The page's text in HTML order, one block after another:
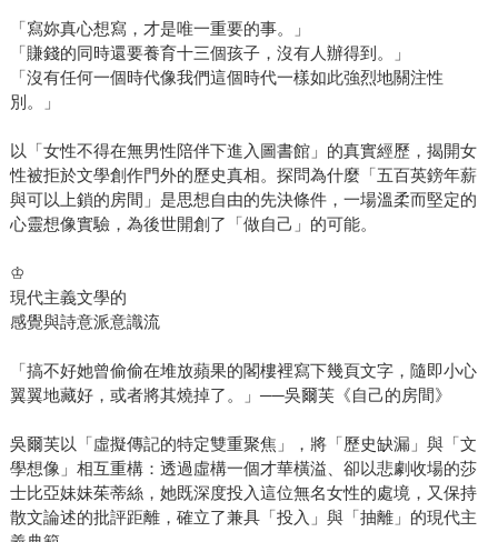
「寫妳真心想寫，才是唯一重要的事。」
「賺錢的同時還要養育十三個孩子，沒有人辦得到。」
「沒有任何一個時代像我們這個時代一樣如此強烈地關注性
別。」
以「女性不得在無男性陪伴下進入圖書館」的真實經歷，揭開女
性被拒於文學創作門外的歷史真相。探問為什麼「五百英鎊年薪
與可以上鎖的房間」是思想自由的先決條件，一場溫柔而堅定的
心靈想像實驗，為後世開創了「做自己」的可能。
♔
現代主義文學的
感覺與詩意派意識流
「搞不好她曾偷偷在堆放蘋果的閣樓裡寫下幾頁文字，隨即小心
翼翼地藏好，或者將其燒掉了。」──吳爾芙《自己的房間》
吳爾芙以「虛擬傳記的特定雙重聚焦」，將「歷史缺漏」與「文
學想像」相互重構：透過虛構一個才華橫溢、卻以悲劇收場的莎
士比亞妹妹茱蒂絲，她既深度投入這位無名女性的處境，又保持
散文論述的批評距離，確立了兼具「投入」與「抽離」的現代主